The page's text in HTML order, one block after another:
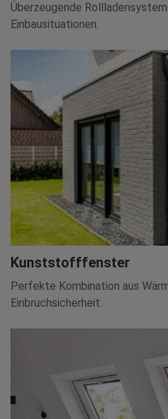
Überzeugende
Einbausituationen.
Kunststofffenster
Perfekte Kombination aus
Einbruchsicherheit.